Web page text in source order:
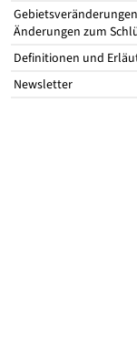
Änderungen zum
Definitionen und
Newsletter